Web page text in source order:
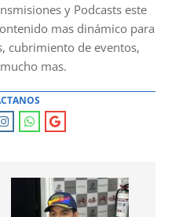
y Podcasts este
mas dinámico para
cubrimiento de eventos,
mas.